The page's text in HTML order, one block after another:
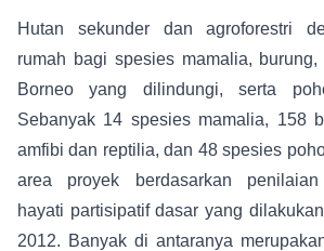
Hutan sekunder dan agroforestri
rumah bagi spesies mamalia,
Borneo yang dilindungi, serta
Sebanyak 14 spesies mamalia, 158
amfibi dan reptilia, dan 48 spesies
area proyek berdasarkan penilaian
hayati partisipatif dasar yang
2012. Banyak di antaranya